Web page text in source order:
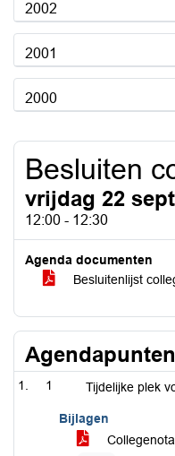
2002
2001
2000
Besluiten
vrijdag 22
12:00 - 12:30
Agenda documenten
Besluitenlijst
Agendapunten
1 Tijdelijke plek
Bijlagen